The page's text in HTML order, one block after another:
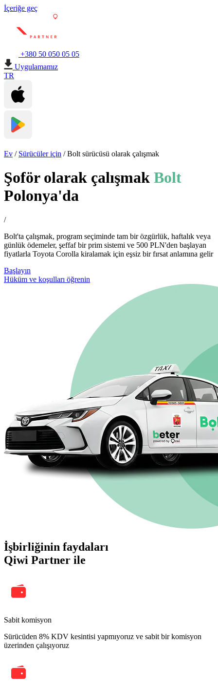
İçeriğe geç
+380 50 050 05 05
Uygulamamız
TR
Ev / Sürücüler için /Bolt sürücüsü olarak çalışmak
Şoför olarak çalışmak Bolt
Polonya'da
/
Bolt'ta çalışmak, program seçiminde tam bir özgürlük, haftalık veya
günlük ödemeler, şeffaf bir prim sistemi ve 500 PLN'den başlayan
fiyatlarla Toyota Corolla kiralamak için eşsiz bir fırsat anlamına gelir
Başlayın
Hüküm ve koşulları öğrenin
İşbirliğinin faydaları
Qiwi Partner ile
Sabit komisyon
Sürücüden 8% KDV kesintisi yapmıyoruz ve sabit bir komisyon
üzerinden çalışıyoruz